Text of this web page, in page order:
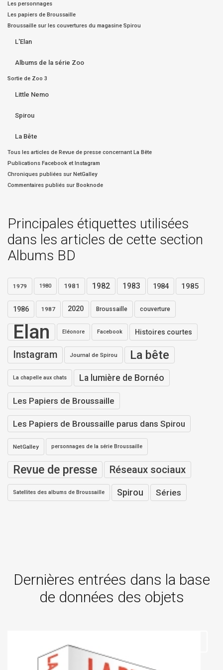
Les personnages
Les papiers de Broussaille
Broussaille sur les couvertures du magasine Spirou
L'Elan
Albums de la série Zoo
Sortie de Zoo 3
Little Nemo
Spirou
La Bête
Tous les articles de Revue de presse concernant La Bête
Publications Facebook et Instagram
Chroniques publiées sur NetGalley
Commentaires publiés sur Booknode
Principales étiquettes utilisées
dans les articles de cette section
Albums BD
1979 1980 1981 1982 1983 1984 1985
1986 1987 2020 Broussaille couverture
Elan Eléonore Facebook Histoires courtes
Instagram Journal de Spirou La bête
La chapelle aux chats La lumière de Bornéo
Les Papiers de Broussaille
Les Papiers de Broussaille parus dans Spirou
NetGalley personnages de la série Broussaille
Revue de presse Réseaux sociaux
Satellites des albums de Broussaille Spirou Séries
Dernières entrées dans la base
de données des objets